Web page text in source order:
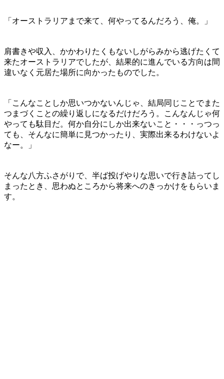
「オーストラリアまで来て、何やってるんだろう、俺。」
肩書きや収入、かかわりたくもないしがらみから逃げたくて
来たオーストラリアでしたが、結果的に進んでいる方向は間
違いなく元居た場所に向かったものでした。
「こんなことしか思いつかないんじゃ、結局同じことでまた
つまづくことの繰り返しになるだけだろう。こんなんじゃ何
やっても駄目だ。何か自分にしか出来ないこと・・・っつっ
ても、そんなに簡単に見つかったり、実際出来るわけないよ
なー。」
そんな八方ふさがりで、半ば投げやりな思いで行き詰ってし
まったとき、思わぬところから将来へのきっかけをもらいま
す。